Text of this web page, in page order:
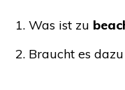
Was ist zu
Braucht es